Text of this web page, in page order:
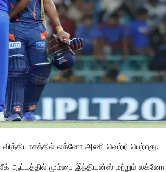
லக்னோ அணி வெற்றி பெற்றது.
லீக் ஆட்டத்தில் மும்பை இந்தியன்ஸ் மற்றும் லக்னோ